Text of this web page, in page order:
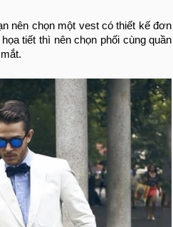
nên chọn một vest có thiết kế đơn
tiết thì nên chọn phối cùng quần